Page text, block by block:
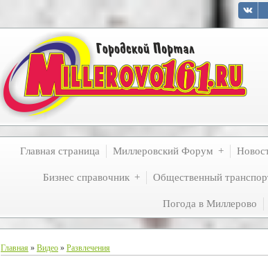
Главная страница Миллеровский Форум
Бизнес справочник Общественный
Погода в Миллерово
Главная » Видео » Развлечения